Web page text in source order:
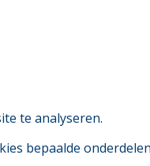
te analyseren.
bepaalde